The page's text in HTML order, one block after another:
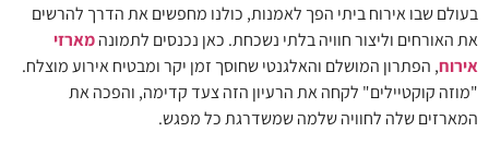
בעולם שבו אירוח ביתי הפך לאמנות, כולנו מחפשים את הדרך להרשים
את האורחים וליצור חוויה בלתי נשכחת. כאן נכנסים לתמונהמארזי
אירוח, הפתרון המושלם והאלגנטי שחוסך זמן יקר ומבטיח אירוע מוצלח.
"מוזה קוקטיילים" לקחה את הרעיון הזה צעד קדימה, והפכה את
המארזים שלה לחוויה שלמה שמשדרגת כל מפגש.